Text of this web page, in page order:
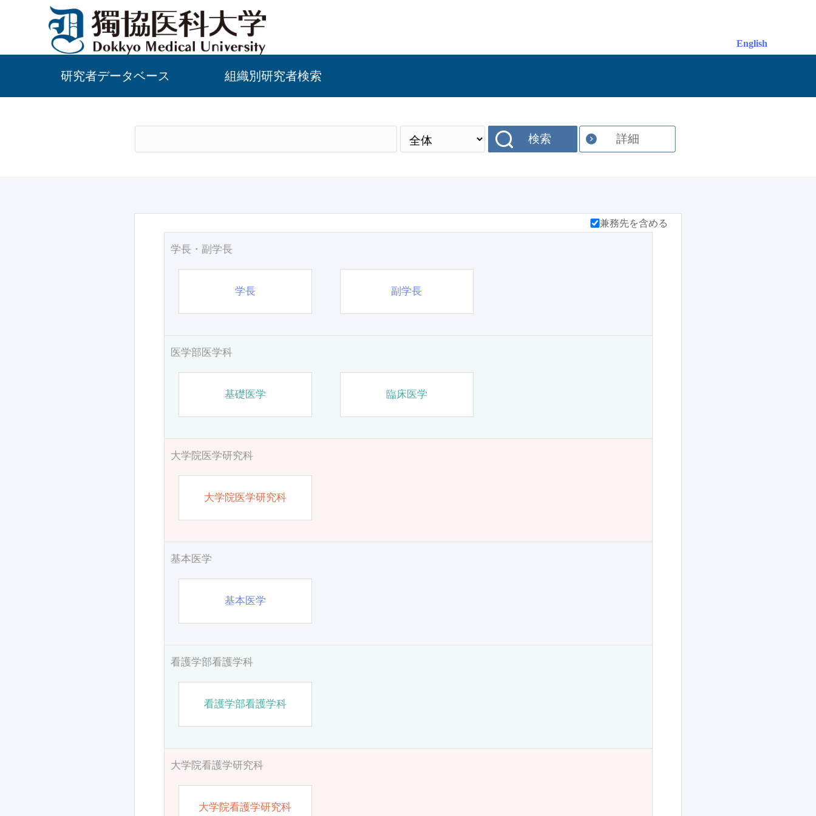
English
研究者データベース 組織別研究者検索
検索 詳細
兼務先を含める
学長・副学長
学長 副学長
医学部医学科
基礎医学 臨床医学
大学院医学研究科
大学院医学研究科
基本医学
基本医学
看護学部看護学科
看護学部看護学科
大学院看護学研究科
大学院看護学研究科